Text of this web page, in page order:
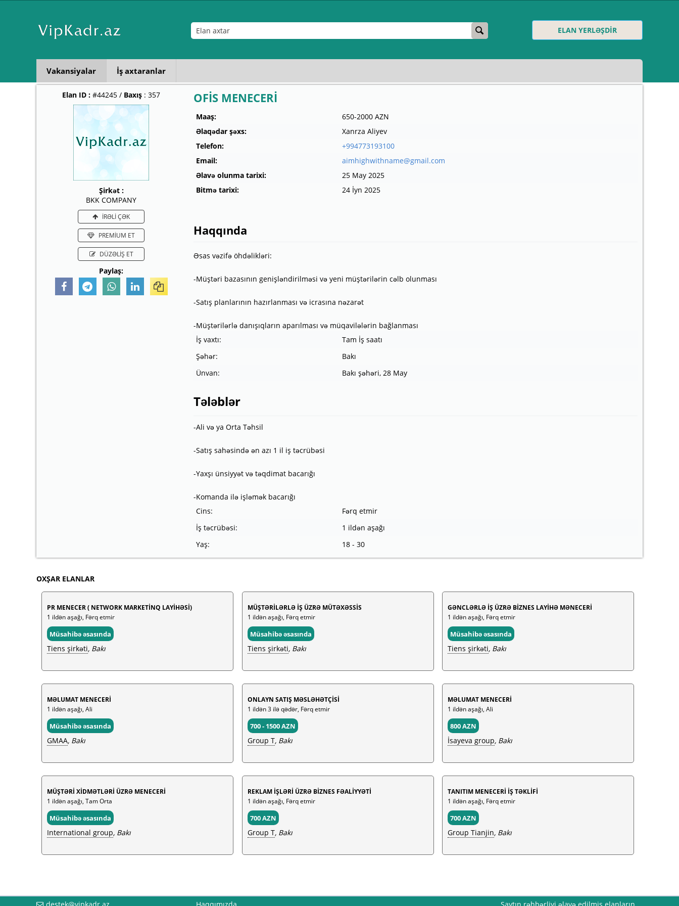
ELAN YERLƏŞDİR
Vakansiyalar İş axtaranlar
Elan ID : #44245 / Baxış : 357
Şirkət :
BKK COMPANY
İRƏLİ ÇƏK
PREMİUM ET
DÜZƏLİŞ ET
Paylaş:
OFİS MENECERİ
Maaş:
650-2000 AZN
Əlaqədar şəxs:
Xanrza Aliyev
Telefon:
+994773193100
Email:
aimhighwithname@gmail.com
Əlavə olunma tarixi:
25 May 2025
Bitmə tarixi:
24 İyn 2025
Haqqında
Əsas vəzifə öhdəlikləri:
-Müştəri bazasının genişləndirilməsi və yeni müştərilərin cəlb olunması
-Satış planlarının hazırlanması və icrasına nəzarət
-Müştərilərlə danışıqların aparılması və müqavilələrin bağlanması
İş vaxtı:
Tam İş saatı
Şəhər:
Bakı
Ünvan:
Bakı şəhəri, 28 May
Tələblər
-Ali və ya Orta Təhsil
-Satış sahəsində ən azı 1 il iş təcrübəsi
-Yaxşı ünsiyyət və təqdimat bacarığı
-Komanda ilə işləmək bacarığı
Cins:
Fərq etmir
İş təcrübəsi:
1 ildən aşağı
Yaş:
18 - 30
OXŞAR ELANLAR
PR MENECER ( NETWORK MARKETİNQ LAYİHƏSİ)
1 ildən aşağı, Fərq etmir
Müsahibə əsasında
Tiens şirkəti, Bakı
MÜŞTƏRİLƏRLƏ İŞ ÜZRƏ MÜTƏXƏSSİS
1 ildən aşağı, Fərq etmir
Müsahibə əsasında
Tiens şirkəti, Bakı
GƏNCLƏRLƏ İŞ ÜZRƏ BİZNES LAYİHƏ MƏNECERİ
1 ildən aşağı, Fərq etmir
Müsahibə əsasında
Tiens şirkəti, Bakı
MƏLUMAT MENECERİ
1 ildən aşağı, Ali
Müsahibə əsasında
GMAA, Bakı
ONLAYN SATIŞ MƏSLƏHƏTÇİSİ
1 ildən 3 ilə qədər, Fərq etmir
700 - 1500 AZN
Group T, Bakı
MƏLUMAT MENECERİ
1 ildən aşağı, Ali
800 AZN
İsayeva group, Bakı
MÜŞTƏRİ XİDMƏTLƏRİ ÜZRƏ MENECERİ
1 ildən aşağı, Tam Orta
Müsahibə əsasında
International group, Bakı
REKLAM İŞLƏRİ ÜZRƏ BİZNES FƏALİYYƏTİ
1 ildən aşağı, Fərq etmir
700 AZN
Group T, Bakı
TANITIM MENECERİ İŞ TƏKLİFİ
1 ildən aşağı, Fərq etmir
700 AZN
Group Tianjin, Bakı